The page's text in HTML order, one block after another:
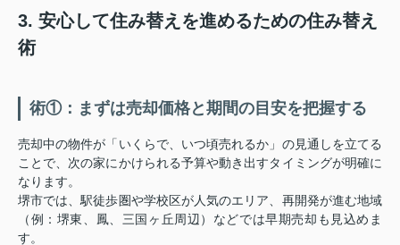
3. 安心して住み替えを進めるための住み替え
術
術①：まずは売却価格と期間の目安を把握する
売却中の物件が「いくらで、いつ頃売れるか」の見通しを立てる
ことで、次の家にかけられる予算や動き出すタイミングが明確に
なります。
堺市では、駅徒歩圏や学校区が人気のエリア、再開発が進む地域
（例：堺東、鳳、三国ヶ丘周辺）などでは早期売却も見込めま
す。